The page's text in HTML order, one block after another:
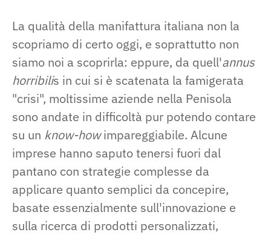
La qualità della manifattura italiana non la
scopriamo di certo oggi, e soprattutto non
siamo noi a scoprirla: eppure, da quell'annus
horribilis in cui si è scatenata la famigerata
"crisi", moltissime aziende nella Penisola
sono andate in difficoltà pur potendo contare
su un know-howimpareggiabile. Alcune
imprese hanno saputo tenersi fuori dal
pantano con strategie complesse da
applicare quanto semplici da concepire,
basate essenzialmente sull'innovazione e
sulla ricerca di prodotti personalizzati,